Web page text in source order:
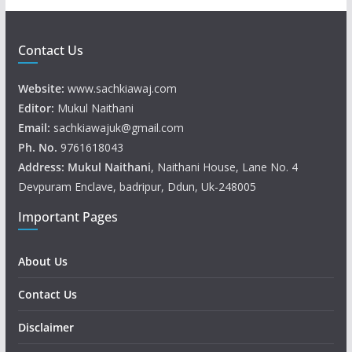
Contact Us
Website: www.sachkiawaj.com
Editor: Mukul Naithani
Email: sachkiawajuk@gmail.com
Ph. No. 9761618043
Address: Mukul Naithani, Naithani House, Lane No. 4
Devpuram Enclave, badripur, Ddun, Uk-248005
Important Pages
About Us
Contact Us
Disclaimer